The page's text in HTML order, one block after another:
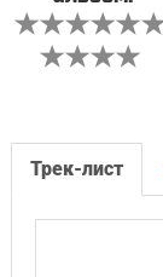
Трек-лист